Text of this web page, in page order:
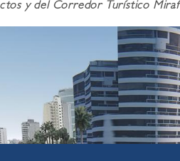
y del Corredor Turístico